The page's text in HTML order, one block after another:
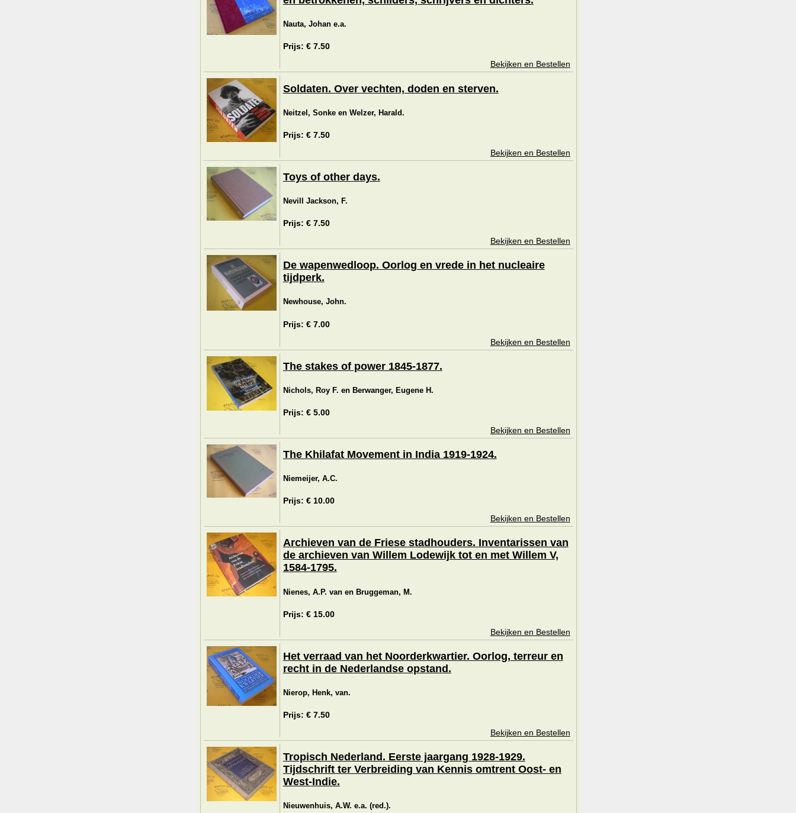
Nauta, Johan e.a.
Prijs: € 7.50
Bekijken en Bestellen
Soldaten. Over vechten, doden en sterven.
Neitzel, Sonke en Welzer, Harald.
Prijs: € 7.50
Bekijken en Bestellen
Toys of other days.
Nevill Jackson, F.
Prijs: € 7.50
Bekijken en Bestellen
De wapenwedloop. Oorlog en vrede in het nucleaire
tijdperk.
Newhouse, John.
Prijs: € 7.00
Bekijken en Bestellen
The stakes of power 1845-1877.
Nichols, Roy F. en Berwanger, Eugene H.
Prijs: € 5.00
Bekijken en Bestellen
The Khilafat Movement in India 1919-1924.
Niemeijer, A.C.
Prijs: € 10.00
Bekijken en Bestellen
Archieven van de Friese stadhouders. Inventarissen van
de archieven van Willem Lodewijk tot en met Willem V,
1584-1795.
Nienes, A.P. van en Bruggeman, M.
Prijs: € 15.00
Bekijken en Bestellen
Het verraad van het Noorderkwartier. Oorlog, terreur en
recht in de Nederlandse opstand.
Nierop, Henk, van.
Prijs: € 7.50
Bekijken en Bestellen
Tropisch Nederland. Eerste jaargang 1928-1929.
Tijdschrift ter Verbreiding van Kennis omtrent Oost- en
West-Indie.
Nieuwenhuis, A.W. e.a. (red.).